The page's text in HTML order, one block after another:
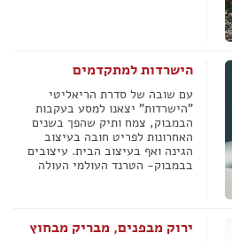
הישרדות למתקדמים
עם שובה של סדרת הריאליטי
"הישרדות" יצאנו למסע בעקבות
הבמבוק, צמח ותיק שהפך בשנים
האחרונות לפריט חובה בעיצוב
הגינה ואף בעיצוב הבית. עיצובים
בבמבוק- הטרנד העולמי העולה
ירוק מבפנים, מבריק מבחוץ